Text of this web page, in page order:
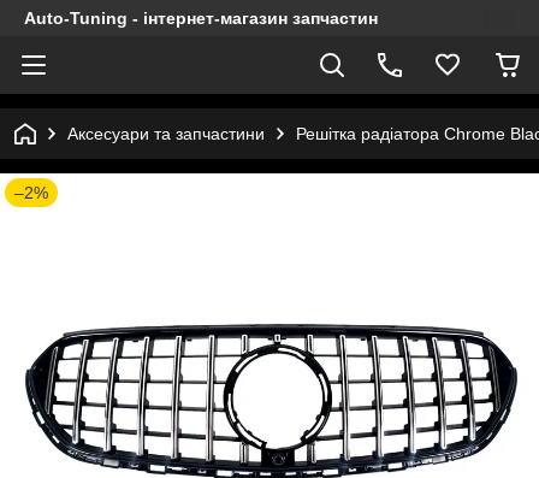
Auto-Tuning - інтернет-магазин запчастин
Аксесуари та запчастини Решітка радіатора Chrome
–2%